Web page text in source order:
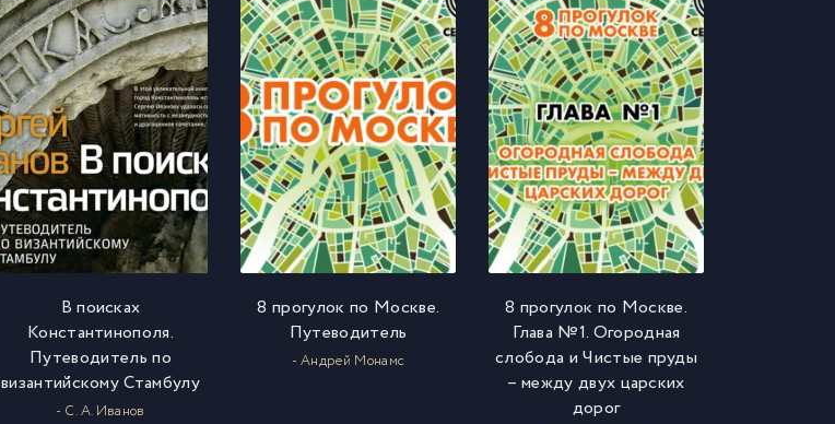
В поисках
Константинополя.
Путеводитель по
византийскому Стамбулу
- С. А. Иванов
8 прогулок по Москве.
Путеводитель
- Андрей Монамс
8 прогулок по Москве.
Глава №1. Огородная
слобода и Чистые пруды
– между двух царских
дорог